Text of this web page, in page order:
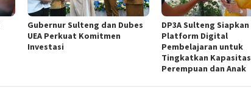
Gubernur Sulteng dan Dubes
UEA Perkuat Komitmen
Investasi
DP3A Sulteng Siapkan
Platform Digital
Pembelajaran untuk
Tingkatkan Kapasitas
Perempuan dan Anak